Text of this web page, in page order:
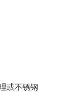
或不锈钢